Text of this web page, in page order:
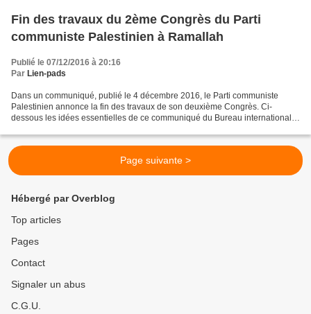
Fin des travaux du 2ème Congrès du Parti
communiste Palestinien à Ramallah
Publié le 07/12/2016 à 20:16
Par Lien-pads
Dans un communiqué, publié le 4 décembre 2016, le Parti communiste
Palestinien annonce la fin des travaux de son deuxième Congrès. Ci-
dessous les idées essentielles de ce communiqué du Bureau international
Page suivante >
Hébergé par Overblog
Top articles
Pages
Contact
Signaler un abus
C.G.U.